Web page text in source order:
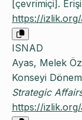
[çevrimiçi].
https://
ISNAD
Ayas, Melek
Konseyi
Strategic
https://